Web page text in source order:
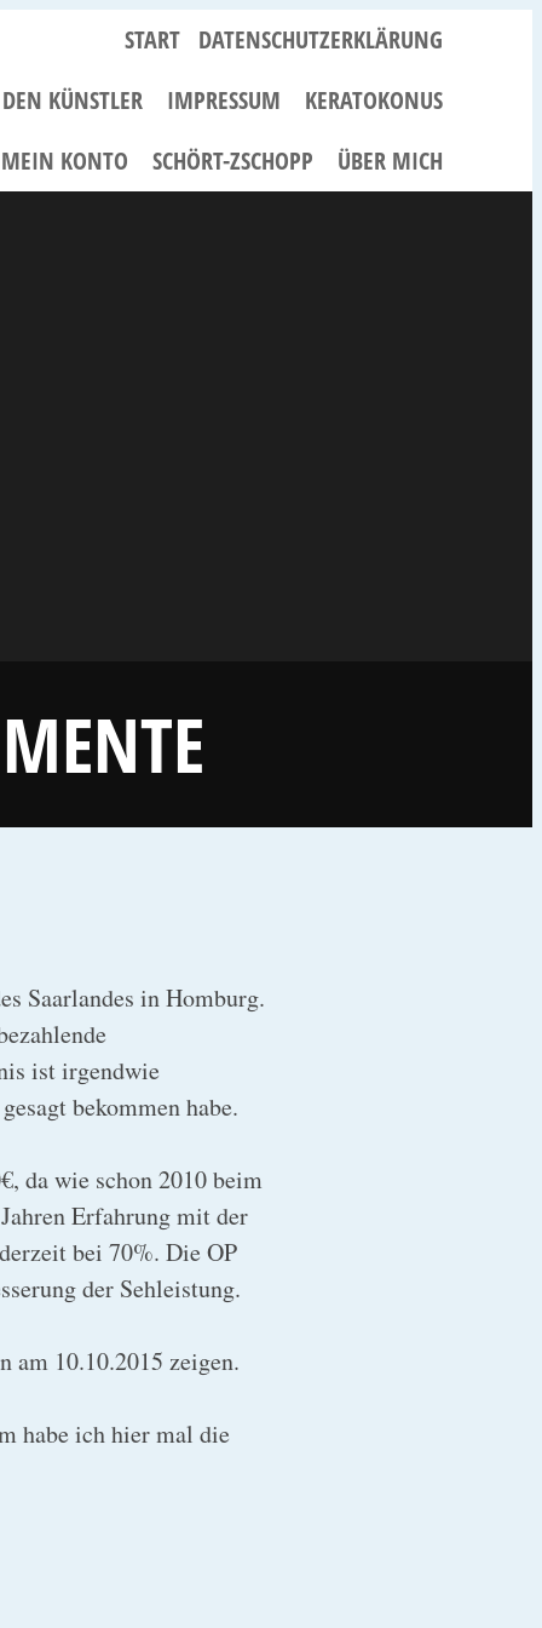
START DATENSCHUTZERKLÄRUNG
KÜNSTLER
IMPRESSUM
KERATOKONUS
MEIN KONTO
SCHÖRT-ZSCHOPP ÜBER MICH
Saarlandes in Homburg.
ist irgendwie
bekommen habe.
da wie schon 2010 beim
Erfahrung mit der
bei 70%. Die OP
der Sehleistung.
am 10.10.2015 zeigen.
habe ich hier mal die